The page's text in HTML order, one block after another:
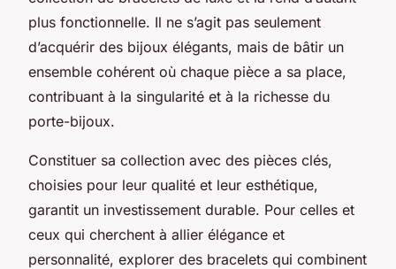
plus fonctionnelle. Il ne s’agit pas seulement
d’acquérir des bijoux élégants, mais de bâtir un
ensemble cohérent où chaque pièce a sa place,
contribuant à la singularité et à la richesse du
porte-bijoux.
Constituer sa collection avec des pièces clés,
choisies pour leur qualité et leur esthétique,
garantit un investissement durable. Pour celles et
ceux qui cherchent à allier élégance et
personnalité, explorer des bracelets qui combinent